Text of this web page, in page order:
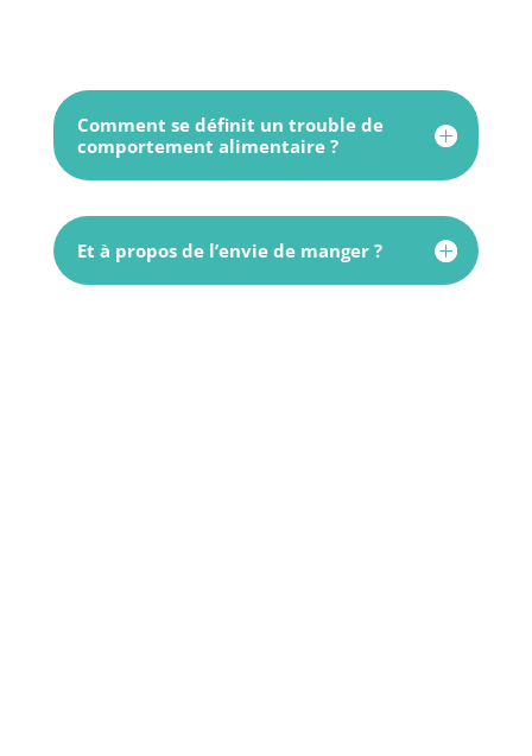
Comment se définit un trouble de
comportement alimentaire ?
Et à propos de l’envie de manger ?